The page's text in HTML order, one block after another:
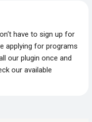
have to sign up for
applying for programs
our plugin once and
our available